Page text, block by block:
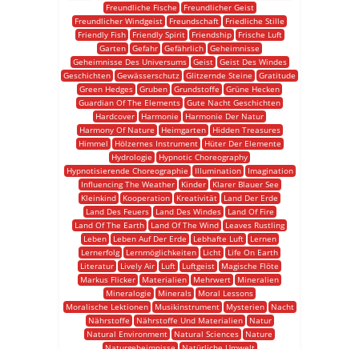
Freundliche Fische
Freundlicher Geist
Freundlicher Windgeist
Freundschaft
Friedliche Stille
Friendly Fish
Friendly Spirit Friendship
Frische Luft
Garten Gefahr Gefährlich Geheimnisse
Geheimnisse Des Universums
Geist
Geist Des Windes
Geschichten Gewässerschutz Glitzernde Steine
Gratitude
Green Hedges Gruben Grundstoffe
Grüne Hecken
Guardian Of The Elements Gute Nacht Geschichten
Hardcover
Harmonie
Harmonie Der Natur
Harmony Of Nature
Heimgarten
Hidden Treasures
Himmel
Hölzernes Instrument
Hüter Der Elemente
Hydrologie
Hypnotic Choreography
Hypnotisierende Choreographie
Illumination
Imagination
Influencing The Weather
Kinder
Klarer Blauer See
Kleinkind
Kooperation Kreativität
Land Der Erde
Land Des Feuers
Land Des Windes
Land Of Fire
Land Of The Earth
Land Of The Wind
Leaves Rustling
Leben
Leben Auf Der Erde Lebhafte Luft
Lernen
Lernerfolg
Lernmöglichkeiten Licht
Life On Earth
Literatur
Lively Air Luft Luftgeist
Magische Flöte
Markus Flicker
Materialien Mehrwert
Mineralien
Mineralogie
Minerals
Moral Lessons
Moralische Lektionen
Musikinstrument Mysterien
Nacht
Nährstoffe
Nährstoffe Und Materialien
Natur
Natural Environment
Natural Sciences
Nature